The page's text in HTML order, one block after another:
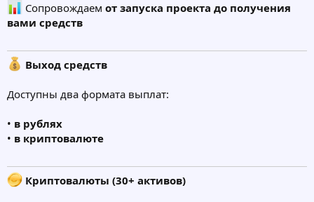
Сопровождаем от запуска проекта до получения
вами средств
Выход средств
Доступны два формата выплат:
• в рублях
• в криптовалюте
Криптовалюты (30+ активов)